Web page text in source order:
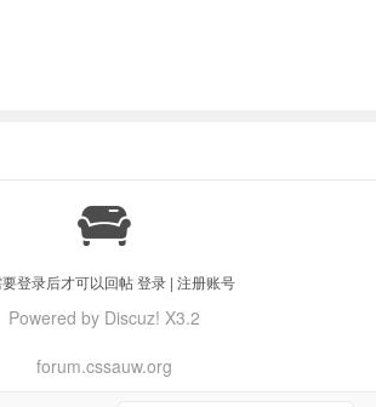

登录后才可以回帖登录 | 注册账号
Powered by Discuz! X3.2
forum.cssauw.org